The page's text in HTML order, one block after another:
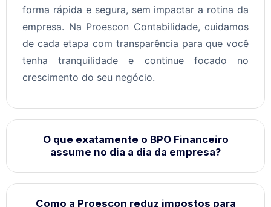
forma rápida e segura, sem impactar a rotina da
empresa. Na Proescon Contabilidade, cuidamos
de cada etapa com transparência para que você
tenha tranquilidade e continue focado no
crescimento do seu negócio.
O que exatamente o BPO Financeiro
assume no dia a dia da empresa?
Como a Proescon reduz impostos para